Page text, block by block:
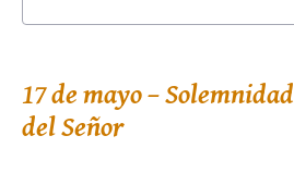
17 de mayo –
del Señor